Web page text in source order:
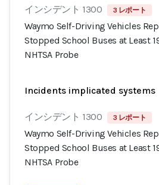
インシデント 1300 3 レポート
Waymo Self-Driving Vehicles
Stopped School Buses at Least
NHTSA Probe
Incidents implicated systems
インシデント 1300 3 レポート
Waymo Self-Driving Vehicles
Stopped School Buses at Least
NHTSA Probe